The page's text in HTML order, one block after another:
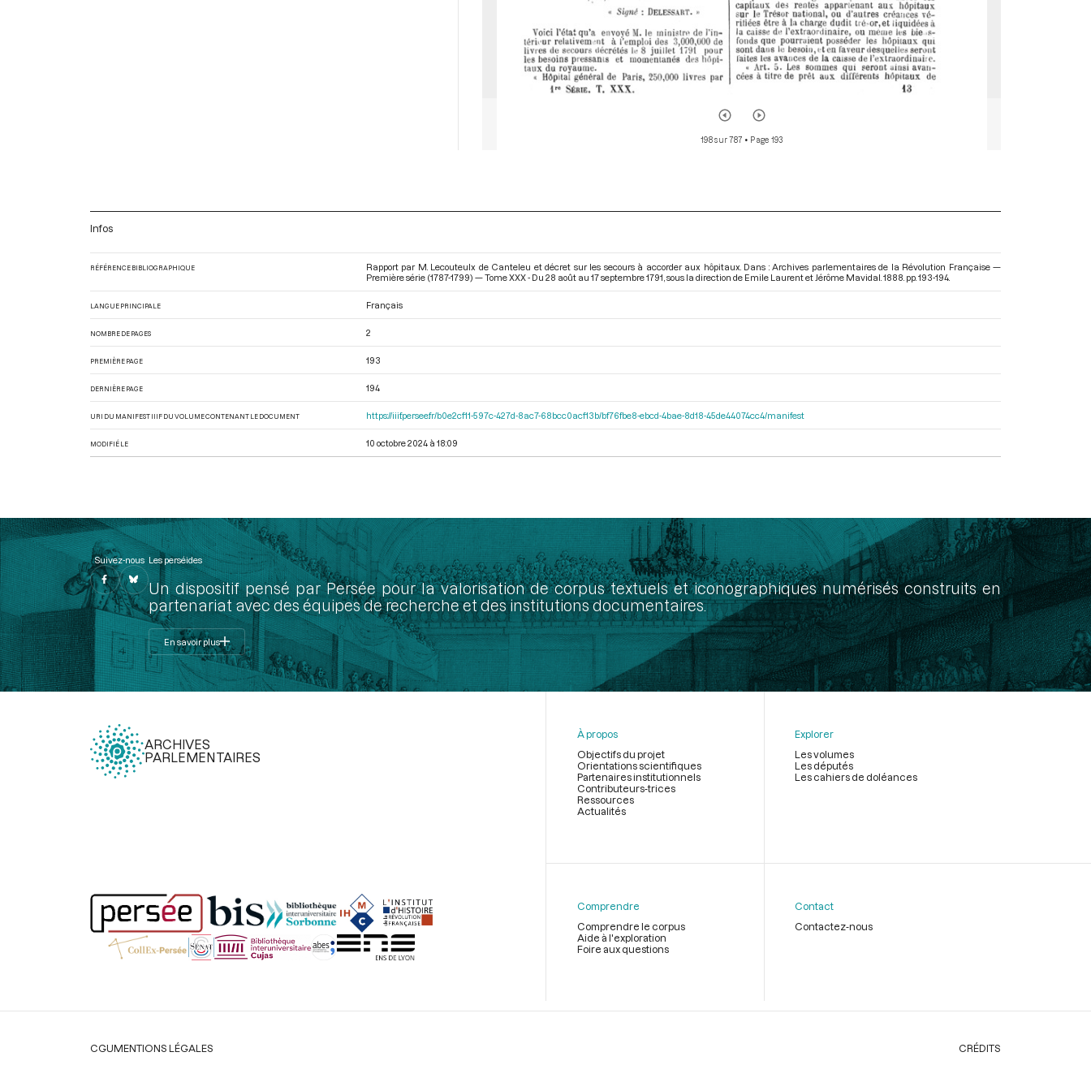
198 sur 787 • Page 193
Infos
RÉFÉRENCE BIBLIOGRAPHIQUE
Rapport par M. Lecouteulx de Canteleu et décret sur les secours à accorder aux hôpitaux. Dans : Archives parlementaires de la Révolution Française —
Première série (1787-1799) — Tome XXX - Du 28 août au 17 septembre 1791 , sous la direction de Emile Laurent et Jérôme Mavidal. 1888. pp. 193-194.
LANGUE PRINCIPALE Français
NOMBRE DE PAGES 2
PREMIÈRE PAGE 193
DERNIÈRE PAGE 194
URI DU MANIFEST IIIF DU VOLUME CONTENANT LE DOCUMENT https://iiif.persee.fr/b0e2cf11-597c-427d-8ac7-68bcc0acf13b/bf76fbe8-ebcd-4bae-8d18-45de44074cc4/manifest
MODIFIÉ LE 10 octobre 2024 à 18:09
Suivez-nous Les perséides
Un dispositif pensé par Persée pour la valorisation de corpus textuels et iconographiques numérisés construits en
partenariat avec des équipes de recherche et des institutions documentaires.
En savoir plus
ARCHIVES
PARLEMENTAIRES
page
À propos
Objectifs du projet
Orientations scientifiques
Partenaires institutionnels
Contributeurs-trices
Ressources
Actualités
Explorer
Les volumes
Les députés
Les cahiers de doléances
Comprendre
Comprendre le corpus
Aide à l'exploration
Foire aux questions
Contact
Contactez-nous
Légal
CGUMENTIONS LÉGALES CRÉDITS